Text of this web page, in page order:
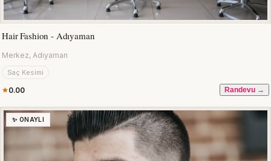
Hair Fashion - Adıyaman
Merkez, Adıyaman
Saç Kesimi
0.00 Randevu →
✨ ONAYLI